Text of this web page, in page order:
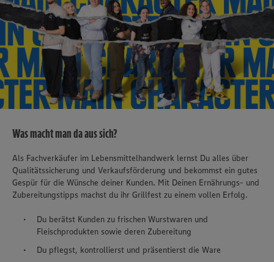
Was macht man da aus sich?
Als Fachverkäufer im Lebensmittelhandwerk lernst Du alles über
Qualitätssicherung und Verkaufsförderung und bekommst ein gutes
Gespür für die Wünsche deiner Kunden. Mit Deinen Ernährungs- und
Zubereitungstipps machst du ihr Grillfest zu einem vollen Erfolg.
Du berätst Kunden zu frischen Wurstwaren und
Fleischprodukten sowie deren Zubereitung
Du pflegst, kontrollierst und präsentierst die Ware